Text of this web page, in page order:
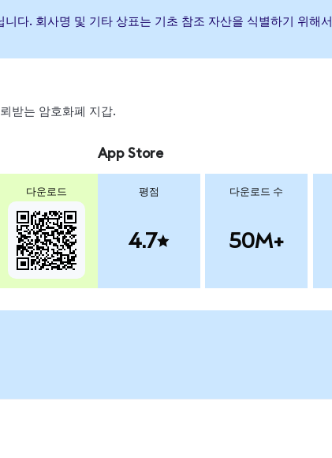
다. 회사명 및 기타 상표는 기초 참조 자산을 식별하기 위해
받는 암호화폐 지갑.
다운로드
App Store
평점
4.7
다운로드 수
50M+